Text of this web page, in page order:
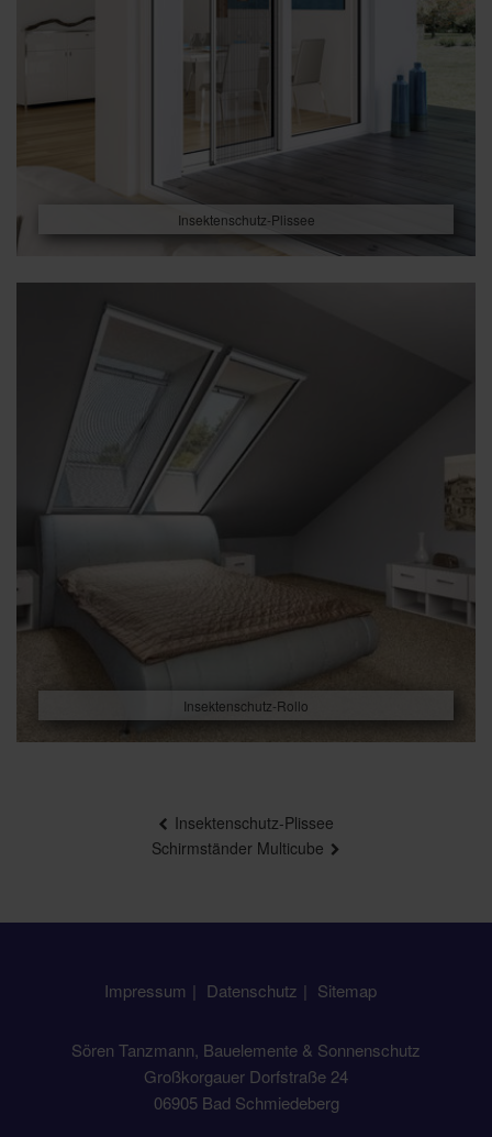
Insektenschutz-Plissee
Insektenschutz-Rollo
Insektenschutz-Plissee
Schirmständer Multicube
Impressum Datenschutz Sitemap
Sören Tanzmann, Bauelemente & Sonnenschutz
Großkorgauer Dorfstraße 24
06905 Bad Schmiedeberg